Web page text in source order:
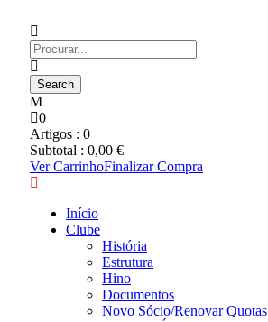
0
Artigos : 0
Subtotal : 0,00 €
Ver CarrinhoFinalizar Compra
Início
Clube
História
Estrutura
Hino
Documentos
Novo Sócio/Renovar Quotas